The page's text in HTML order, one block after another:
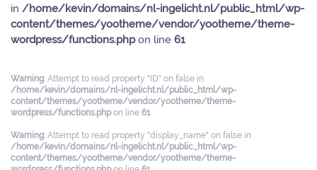
in /home/kevin/domains/nl-ingelicht.nl/public_html/wp-
content/themes/yootheme/vendor/yootheme/theme-
wordpress/functions.phpon line 61
Warning: Attempt to read property "ID" on false in
/home/kevin/domains/nl-ingelicht.nl/public_html/wp-
content/themes/yootheme/vendor/yootheme/theme-
wordpress/functions.phpon line 61
Warning: Attempt to read property "display_name" on false in
/home/kevin/domains/nl-ingelicht.nl/public_html/wp-
content/themes/yootheme/vendor/yootheme/theme-